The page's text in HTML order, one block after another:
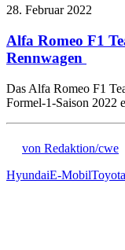
28. Februar 2022
Alfa Romeo F1
Rennwagen
Das Alfa Romeo F1
Formel-1-Saison 2022
von Redaktion/cwe
HyundaiE-MobilToyota